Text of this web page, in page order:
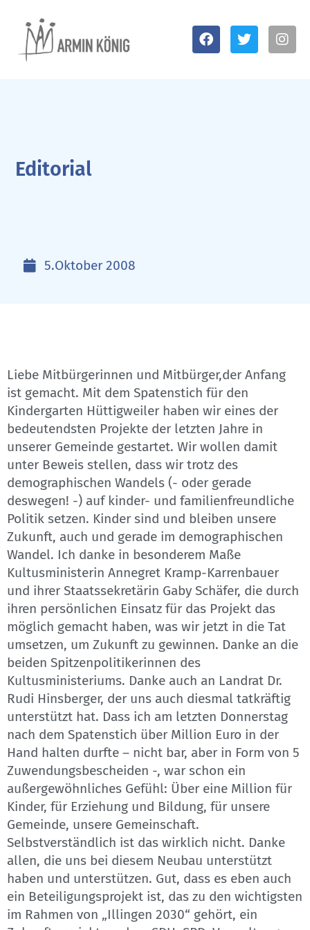
Editorial
5.Oktober 2008
Liebe Mitbürgerinnen und Mitbürger,der Anfang
ist gemacht. Mit dem Spatenstich für den
Kindergarten Hüttigweiler haben wir eines der
bedeutendsten Projekte der letzten Jahre in
unserer Gemeinde gestartet. Wir wollen damit
unter Beweis stellen, dass wir trotz des
demographischen Wandels (- oder gerade
deswegen! -) auf kinder- und familienfreundliche
Politik setzen. Kinder sind und bleiben unsere
Zukunft, auch und gerade im demographischen
Wandel. Ich danke in besonderem Maße
Kultusministerin Annegret Kramp-Karrenbauer
und ihrer Staatssekretärin Gaby Schäfer, die durch
ihren persönlichen Einsatz für das Projekt das
möglich gemacht haben, was wir jetzt in die Tat
umsetzen, um Zukunft zu gewinnen. Danke an die
beiden Spitzenpolitikerinnen des
Kultusministeriums. Danke auch an Landrat Dr.
Rudi Hinsberger, der uns auch diesmal tatkräftig
unterstützt hat. Dass ich am letzten Donnerstag
nach dem Spatenstich über Million Euro in der
Hand halten durfte – nicht bar, aber in Form von 5
Zuwendungsbescheiden -, war schon ein
außergewöhnliches Gefühl: Über eine Million für
Kinder, für Erziehung und Bildung, für unsere
Gemeinde, unsere Gemeinschaft.
Selbstverständlich ist das wirklich nicht. Danke
allen, die uns bei diesem Neubau unterstützt
haben und unterstützen. Gut, dass es eben auch
ein Beteiligungsprojekt ist, das zu den wichtigsten
im Rahmen von „Illingen 2030“ gehört, ein